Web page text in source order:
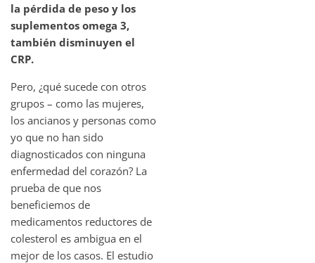
la pérdida de peso y los
suplementos omega 3,
también disminuyen el
CRP.
Pero, ¿qué sucede con otros
grupos – como las mujeres,
los ancianos y personas como
yo que no han sido
diagnosticados con ninguna
enfermedad del corazón? La
prueba de que nos
beneficiemos de
medicamentos reductores de
colesterol es ambigua en el
mejor de los casos. El estudio